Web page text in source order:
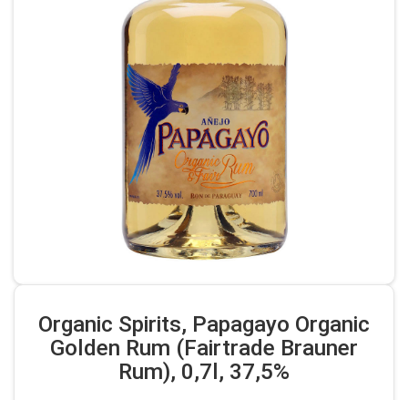
Organic Spirits, Papagayo Organic
Golden Rum (Fairtrade Brauner
Rum), 0,7l, 37,5%